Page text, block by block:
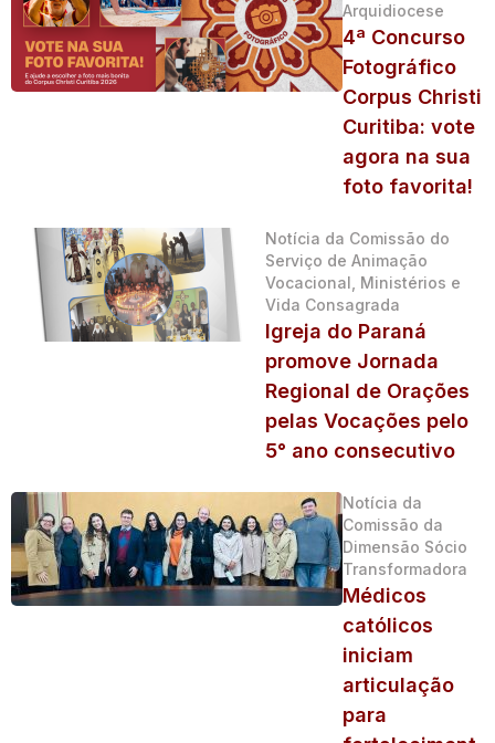
Arquidiocese
4ª Concurso
Fotográfico
Corpus Christi
Curitiba: vote
agora na sua
foto favorita!
Notícia da Comissão do
Serviço de Animação
Vocacional, Ministérios e
Vida Consagrada
Igreja do Paraná
promove Jornada
Regional de Orações
pelas Vocações pelo
5° ano consecutivo
Notícia da
Comissão da
Dimensão Sócio
Transformadora
Médicos
católicos
iniciam
articulação
para